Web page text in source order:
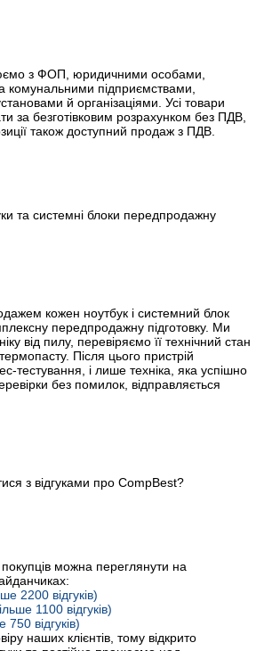
з ФОП, юридичними особами,
комунальними підприємствами,
й організаціями. Усі товари
за безготівковим розрахунком без ПДВ,
також доступний продаж з ПДВ.
та системні блоки передпродажну
кожен ноутбук і системний блок
передпродажну підготовку. Ми
від пилу, перевіряємо її технічний стан
Після цього пристрій
тестування, і лише техніка, яка успішно
без помилок, відправляється
з відгуками про CompBest?
можна переглянути на
2200 відгуків)
1100 відгуків)
відгуків)
наших клієнтів, тому відкрито